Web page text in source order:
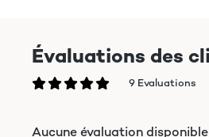
Évaluations des
9 Evaluations
Aucune évaluation